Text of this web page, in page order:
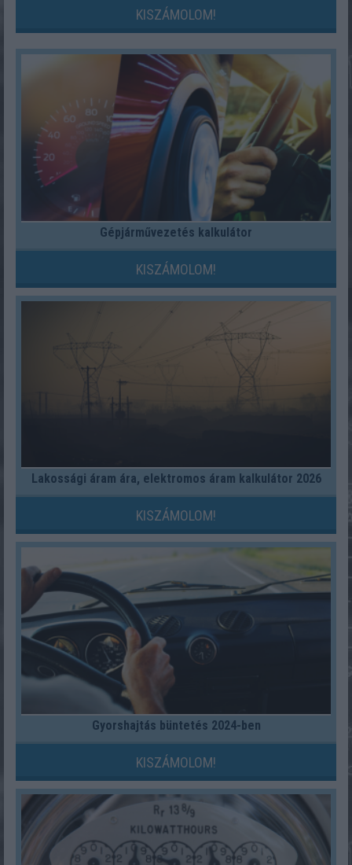
KISZÁMOLOM!
Gépjárművezetés kalkulátor
KISZÁMOLOM!
Lakossági áram ára, elektromos áram kalkulátor 2026
KISZÁMOLOM!
Gyorshajtás büntetés 2024-ben
KISZÁMOLOM!